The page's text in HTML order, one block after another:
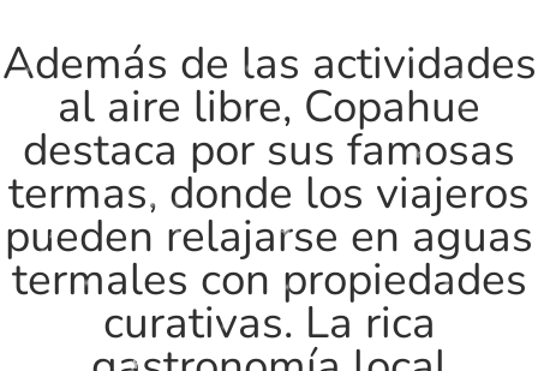
Además de las actividades
al aire libre, Copahue
destaca por sus famosas
termas, donde los viajeros
pueden relajarse en aguas
termales con propiedades
curativas. La rica